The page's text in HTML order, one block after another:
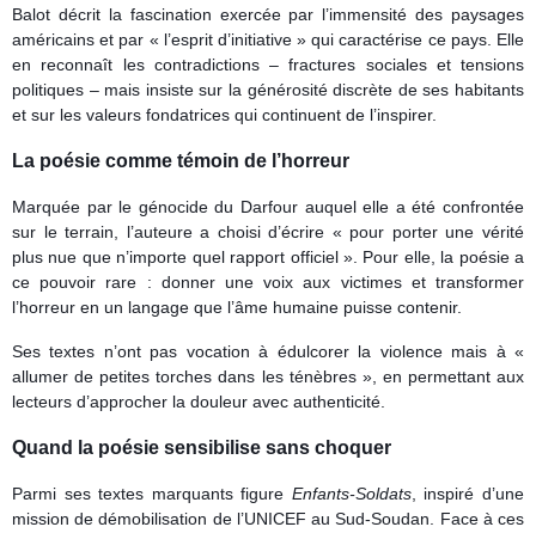
Balot décrit la fascination exercée par l’immensité des paysages
américains et par « l’esprit d’initiative » qui caractérise ce pays. Elle
en reconnaît les contradictions – fractures sociales et tensions
politiques – mais insiste sur la générosité discrète de ses habitants
et sur les valeurs fondatrices qui continuent de l’inspirer.
La poésie comme témoin de l’horreur
Marquée par le génocide du Darfour auquel elle a été confrontée
sur le terrain, l’auteure a choisi d’écrire « pour porter une vérité
plus nue que n’importe quel rapport officiel ». Pour elle, la poésie a
ce pouvoir rare : donner une voix aux victimes et transformer
l’horreur en un langage que l’âme humaine puisse contenir.
Ses textes n’ont pas vocation à édulcorer la violence mais à «
allumer de petites torches dans les ténèbres », en permettant aux
lecteurs d’approcher la douleur avec authenticité.
Quand la poésie sensibilise sans choquer
Parmi ses textes marquants figure Enfants-Soldats, inspiré d’une
mission de démobilisation de l’UNICEF au Sud-Soudan. Face à ces